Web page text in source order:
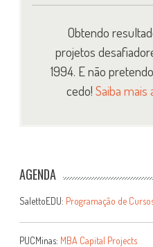
Obtendo
projetos
1994. E não
cedo!Saiba mais
AGENDA
SalettoEDU: Programação de
PUCMinas: MBA Capital Projects